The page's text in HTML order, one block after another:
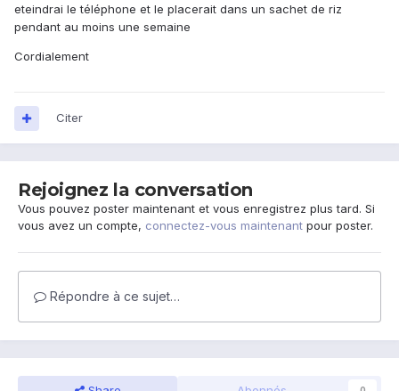
eteindrai le téléphone et le placerait dans un sachet de riz
pendant au moins une semaine
Cordialement
Citer
Rejoignez la conversation
Vous pouvez poster maintenant et vous enregistrez plus tard. Si
vous avez un compte, connectez-vous maintenant pour poster.
Répondre à ce sujet…